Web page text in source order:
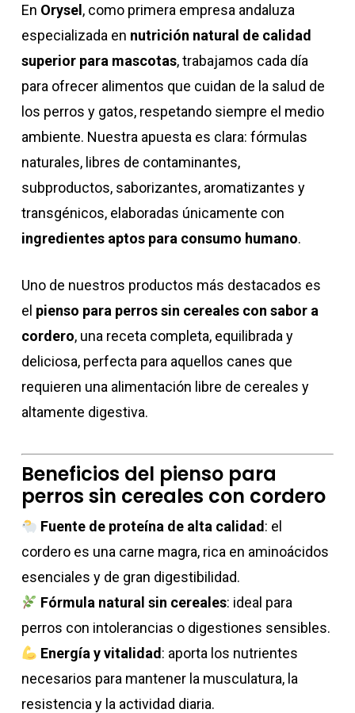
En Orysel , como primera empresa andaluza
especializada en nutrición natural de calidad
superior para mascotas, trabajamos cada día
para ofrecer alimentos que cuidan de la salud de
los perros y gatos, respetando siempre el medio
ambiente. Nuestra apuesta es clara: fórmulas
naturales, libres de contaminantes,
subproductos, saborizantes, aromatizantes y
transgénicos, elaboradas únicamente con
ingredientes aptos para consumo humano.
Uno de nuestros productos más destacados es
el pienso para perros sin cereales con sabor a
cordero, una receta completa, equilibrada y
deliciosa, perfecta para aquellos canes que
requieren una alimentación libre de cereales y
altamente digestiva.
Beneficios del pienso para
perros sin cereales con cordero
Fuente de proteína de alta calidad : el
cordero es una carne magra, rica en aminoácidos
esenciales y de gran digestibilidad.
Fórmula natural sin cereales: ideal para
perros con intolerancias o digestiones sensibles.
Energía y vitalidad : aporta los nutrientes
necesarios para mantener la musculatura, la
resistencia y la actividad diaria.